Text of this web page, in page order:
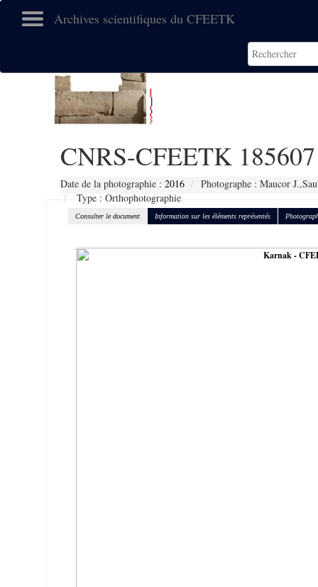
Archives scientifiques du CFEETK
CNRS-CFEETK 185607
Date de la photographie : 2016
Photographe : Maucor
Type : Orthophotographie
Consulter le document Information sur les éléments représentés